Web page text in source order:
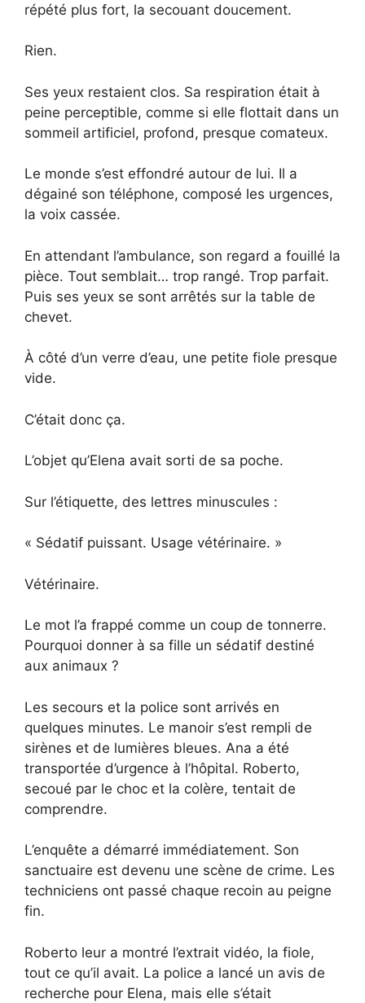
répété plus fort, la secouant doucement.
Rien.
Ses yeux restaient clos. Sa respiration était à
peine perceptible, comme si elle flottait dans un
sommeil artificiel, profond, presque comateux.
Le monde s’est effondré autour de lui. Il a
dégainé son téléphone, composé les urgences,
la voix cassée.
En attendant l’ambulance, son regard a fouillé la
pièce. Tout semblait… trop rangé. Trop parfait.
Puis ses yeux se sont arrêtés sur la table de
chevet.
À côté d’un verre d’eau, une petite fiole presque
vide.
C’était donc ça.
L’objet qu’Elena avait sorti de sa poche.
Sur l’étiquette, des lettres minuscules :
« Sédatif puissant. Usage vétérinaire. »
Vétérinaire.
Le mot l’a frappé comme un coup de tonnerre.
Pourquoi donner à sa fille un sédatif destiné
aux animaux ?
Les secours et la police sont arrivés en
quelques minutes. Le manoir s’est rempli de
sirènes et de lumières bleues. Ana a été
transportée d’urgence à l’hôpital. Roberto,
secoué par le choc et la colère, tentait de
comprendre.
L’enquête a démarré immédiatement. Son
sanctuaire est devenu une scène de crime. Les
techniciens ont passé chaque recoin au peigne
fin.
Roberto leur a montré l’extrait vidéo, la fiole,
tout ce qu’il avait. La police a lancé un avis de
recherche pour Elena, mais elle s’était